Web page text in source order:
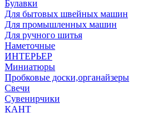
Булавки
Для бытовых швейных машин
Для промышленных машин
Для ручного шитья
Наметочные
ИНТЕРЬЕР
Миниатюры
Пробковые доски,органайзеры
Свечи
Сувенирчики
КАНТ